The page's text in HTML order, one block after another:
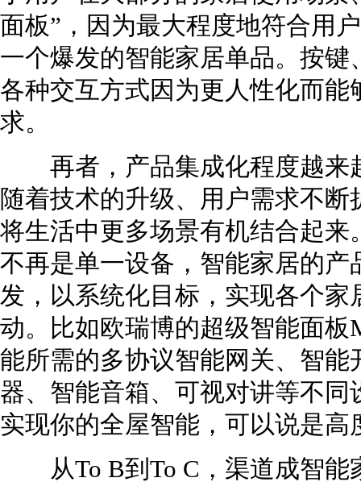
面板”，因为最大程度地符合用
一个爆发的智能家居单品。按
各种交互方式因为更人性化而
求。
再者，产品集成化程度越来
随着技术的升级、用户需求不
将生活中更多场景有机结合起
不再是单一设备，智能家居的产
发，以系统化目标，实现各个
动。比如欧瑞博的超级智能面板
能所需的多协议智能网关、智
器、智能音箱、可视对讲等不同
实现你的全屋智能，可以说是高
从To B到To C，渠道成智能